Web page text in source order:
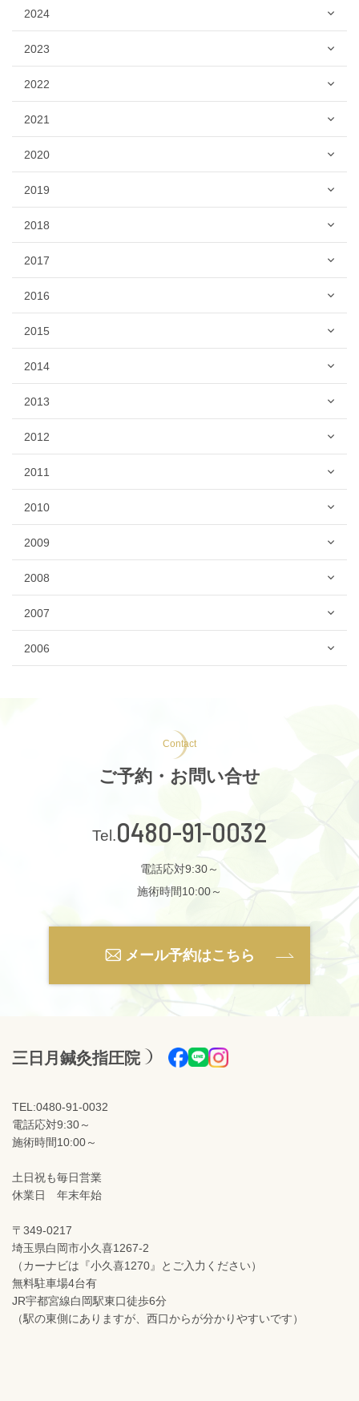
2024
2023
2022
2021
2020
2019
2018
2017
2016
2015
2014
2013
2012
2011
2010
2009
2008
2007
2006
Contact
ご予約・お問い合せ
0480-91-0032
電話応対9:30～
施術時間10:00～
メール予約はこちら
三日月鍼灸指圧院
TEL:0480-91-0032
電話応対9:30～
施術時間10:00～
土日祝も毎日営業
休業日 年末年始
〒349-0217
埼玉県白岡市小久喜1267-2
（カーナビは『小久喜1270』とご入力ください）
無料駐車場4台有
JR宇都宮線白岡駅東口徒歩6分
（駅の東側にありますが、西口からが分かりやすいです）